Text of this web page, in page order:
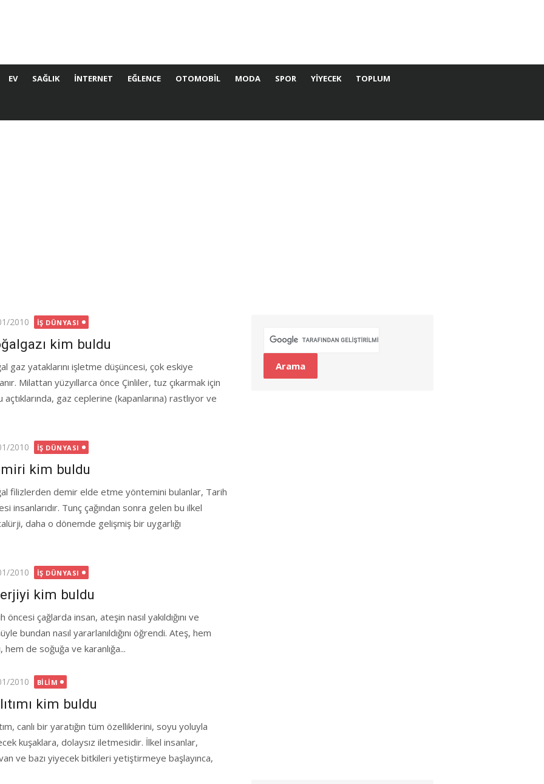
EV SAĞLIK İNTERNET EĞLENCE OTOMOBIL MODA SPOR YIYECEK TOPLUM
2010 İŞ DÜNYASI
kim buldu
gaz yataklarını işletme düşüncesi, çok eskiye
Milattan yüzyıllarca önce Çinliler, tuz çıkarmak için
açtıklarında, gaz ceplerine (kapanlarına) rastlıyor ve
2010 İŞ DÜNYASI
kim buldu
filizlerden demir elde etme yöntemini bulanlar, Tarih
insanlarıdır. Tunç çağından sonra gelen bu ilkel
daha o dönemde gelişmiş bir uygarlığı
2010 İŞ DÜNYASI
kim buldu
öncesi çağlarda insan, ateşin nasıl yakıldığını ve
bundan nasıl yararlanıldığını öğrendi. Ateş, hem
hem de soğuğa ve karanlığa...
2010 BILIM
kim buldu
canlı bir yaratığın tüm özelliklerini, soyu yoluyla
kuşaklara, dolaysız iletmesidir. İlkel insanlar,
ve bazı yiyecek bitkileri yetiştirmeye başlayınca,